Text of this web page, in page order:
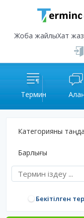
Жоба жайлыХат
Термин
Категорияны
Барлығы
Бекітілген